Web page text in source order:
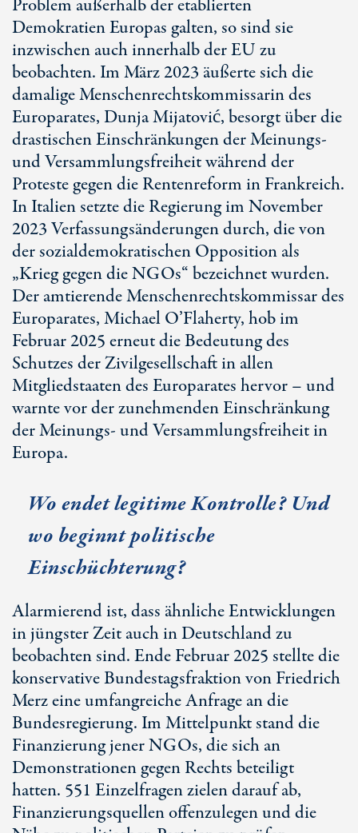
Problem außerhalb der etablierten
Demokratien Europas galten, so sind sie
inzwischen auch innerhalb der EU zu
beobachten. Im März 2023 äußerte sich die
damalige Menschenrechtskommissarin des
Europarates, Dunja Mijatović, besorgt über die
drastischen Einschränkungen der Meinungs-
und Versammlungsfreiheit während der
Proteste gegen die Rentenreform in Frankreich.
In Italien setzte die Regierung im November
2023 Verfassungsänderungen durch, die von
der sozialdemokratischen Opposition als
„Krieg gegen die NGOs“ bezeichnet wurden.
Der amtierende Menschenrechtskommissar des
Europarates, Michael O’Flaherty, hob im
Februar 2025 erneut die Bedeutung des
Schutzes der Zivilgesellschaft in allen
Mitgliedstaaten des Europarates hervor – und
warnte vor der zunehmenden Einschränkung
der Meinungs- und Versammlungsfreiheit in
Europa.
Wo endet legitime Kontrolle? Und
wo beginnt politische
Einschüchterung?
Alarmierend ist, dass ähnliche Entwicklungen
in jüngster Zeit auch in Deutschland zu
beobachten sind. Ende Februar 2025 stellte die
konservative Bundestagsfraktion von Friedrich
Merz eine umfangreiche Anfrage an die
Bundesregierung. Im Mittelpunkt stand die
Finanzierung jener NGOs, die sich an
Demonstrationen gegen Rechts beteiligt
hatten. 551 Einzelfragen zielen darauf ab,
Finanzierungsquellen offenzulegen und die